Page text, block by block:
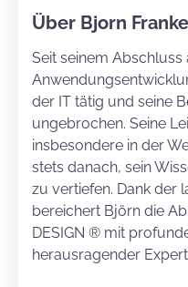
Über Bjorn
Seit seinem
der IT tätig und seine
ungebrochen. Seine
insbesondere in der
stets danach, sein
zu vertiefen. Dank der
bereichert Björn die
DESIGN ® mit
herausragender